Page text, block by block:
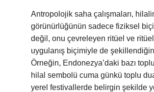
Antropolojik saha çalışmaları,
görünürlüğünün sadece fiziksel
değil, onu çevreleyen ritüel ve
uygulanış biçimiyle de
Örneğin, Endonezya’daki bazı
hilal sembolü cuma günkü toplu
yerel festivallerde belirgin şekilde